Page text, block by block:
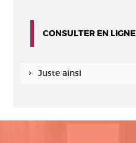
CONSULTER EN LIGNE
Juste ainsi